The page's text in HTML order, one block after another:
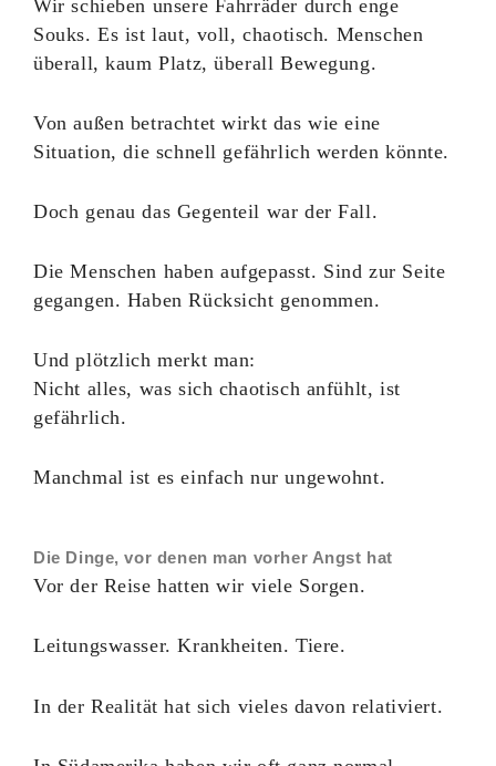
Wir schieben unsere Fahrräder durch enge
Souks. Es ist laut, voll, chaotisch. Menschen
überall, kaum Platz, überall Bewegung.
Von außen betrachtet wirkt das wie eine
Situation, die schnell gefährlich werden könnte.
Doch genau das Gegenteil war der Fall.
Die Menschen haben aufgepasst. Sind zur Seite
gegangen. Haben Rücksicht genommen.
Und plötzlich merkt man:
Nicht alles, was sich chaotisch anfühlt, ist
gefährlich.
Manchmal ist es einfach nur ungewohnt.
Die Dinge, vor denen man vorher Angst hat
Vor der Reise hatten wir viele Sorgen.
Leitungswasser. Krankheiten. Tiere.
In der Realität hat sich vieles davon relativiert.